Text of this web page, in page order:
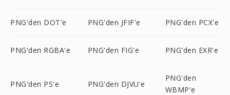
PNG'den DOT'e PNG'den JFIF'e PNG'den PCX'e
PNG'den RGBA'e PNG'den FIG'e PNG'den EXR'e
PNG'den PS'e PNG'den DJVU'e
PNG'den
WBMP'e